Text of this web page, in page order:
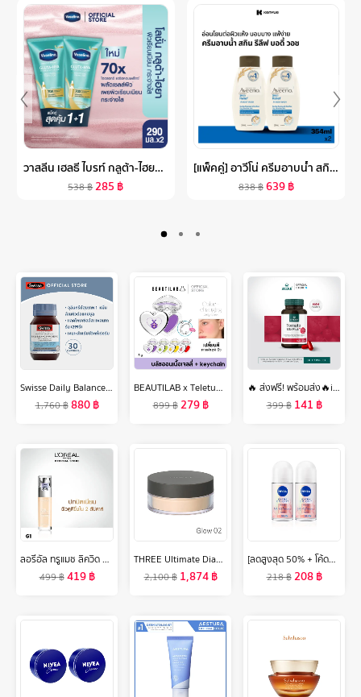
วาสลีน เฮลธี ไบรท์ กลูต้า-ไฮยา เซรั่ม เบิสท์ โลชั่น 300 มล. แพ็คคู่ VASELINE HEALTHY BRIGHT GLUTA-HYA SERUM BURST LOTION 300 ML. TWIN
538฿285 ฿
[แพ็คคู่] อาวีโน่ ครีมอาบน้ำ สกิน รีลีฟ บอดี้ วอช 354 มล. X 2 AVEENO SKIN RELIEF BODY WASH 354 ML X 2
838฿639฿
Swisse Daily Balance Probiotic สวิสเซ เดลี่ บาลานซ์ โพรไบโอติก (exp04/25)
1,760฿880฿
BEAUTILAB x Teletubbies Color-changing Jelly Blush บลัชออนเนื้อเจลลี่ เปลี่ยนสีตามค่า pH คอลเลคชั่น เทเลทับบีส์
899฿279฿
🔥 ส่งฟรี! พร้อมส่ง🔥iHERB Tomato Mix Plus Lycopene (30 แคปซูล) มะเขือเทศสกัดเข้มข้น อาหารเสริมบำรุงผิว ฟื้นฟูผิว ต้านริ้วรอย ลดรอยแดง รอยดำ ไลโคปีนสูง ไอเฮิร์บ iherb
399฿ 141 ฿
ลอรีอัล ทรูแมช ลิควิด ฟาวเดชั่น รองพื้นสูตรน้ำ 30 มล. L'OREAL TRUE MATCH LIQUID FOUNDATION 30 ML. (รองพื้นลอรีอัล,รองพื้น, ครีมรองพื้น,เครื่องสำอาง)
499฿419฿
THREE Ultimate Diaphanous Loose Powder Glow 17g ทรี อัลทิเมต ไดพานัส ลูส พาวเดอร์ โกลว์ ผลิตภัณฑ์ ฟินิชชิ่ง พาวเดอร์ ผิวดูฉ่ำวาว
2,100฿ 1,874฿
[ลดสูงสุด 50% + โค้ดลดเพิ่ม 20%]นีเวีย เอ็กซ์ตร้า ไบรท์ พรีเมียม ฟราแกรนซ์ เวลเว็ท โรแมนซ์ พีโอนี โรลออน 50มล. 2 ชิ้น NIVEA
218฿208฿